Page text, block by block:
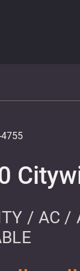
/ AC /